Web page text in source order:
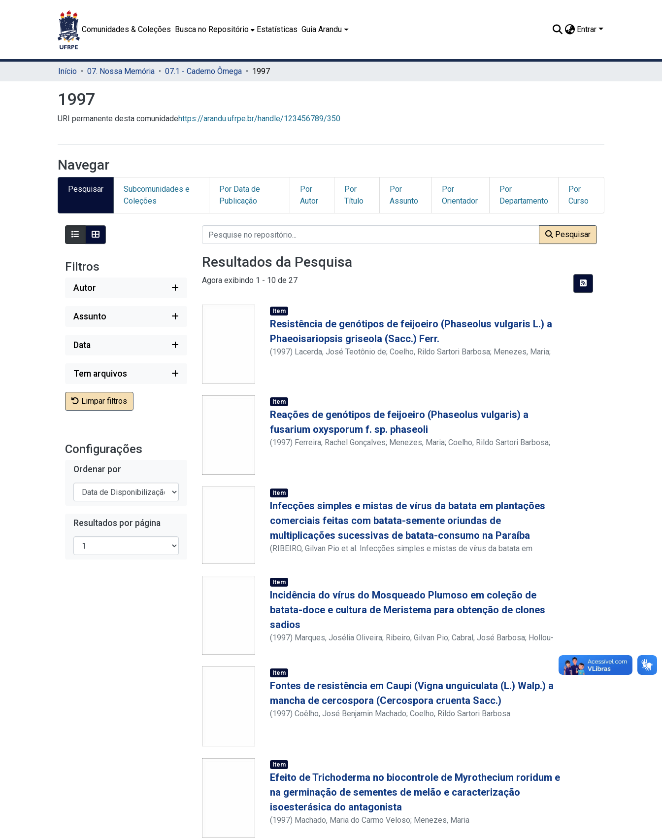
Comunidades & Coleções Busca no Repositório Estatísticas Guia Arandu Entrar
Início 07. Nossa Memória 07.1 - Caderno Ômega 1997
1997
URI permanente desta comunidadehttps://arandu.ufrpe.br/handle/123456789/350
Navegar
Pesquisar
Subcomunidades e
Coleções
Por Data de
Publicação
Por
Autor
Por
Título
Por
Assunto
Por
Orientador
Por
Departamento
Por
Curso
Filtros
Autor
Assunto
Data
Tem arquivos
Limpar filtros
Configurações
Ordenar por
Resultados por página
Pesquisar
Resultados da Pesquisa
Agora exibindo 1 - 10 de 27
Item
Resistência de genótipos de feijoeiro (Phaseolus vulgaris L.) a
Phaeoisariopsis griseola (Sacc.) Ferr.
(1997) Lacerda, José Teotônio de;Coelho, Rildo Sartori Barbosa; Menezes, Maria;
Item
Reações de genótipos de feijoeiro (Phaseolus vulgaris) a
fusarium oxysporum f. sp. phaseoli
(1997) Ferreira, Rachel Gonçalves; Menezes, Maria;Coelho, Rildo Sartori Barbosa;
Item
Infecções simples e mistas de vírus da batata em plantações
comerciais feitas com batata-semente oriundas de
multiplicações sucessivas de batata-consumo na Paraíba
(RIBEIRO, Gilvan Pio et al. Infecções simples e mistas de vírus da batata em
1997.
Pereira de;Lira, Helder Grangeiro;Oliveira, Francisco Canindé de;Paz, Cristiane
Domingos da;Padovan, Isaíras Pereira;Padilha, Rafael José Ribeiro
Item
Incidência do vírus do Mosqueado Plumoso em coleção de
batata-doce e cultura de Meristema para obtenção de clones
sadios
(1997) Marques, Josélia Oliveira; Ribeiro, Gilvan Pio;Cabral, José Barbosa; Hollou-
Item
Fontes de resistência em Caupi (Vigna unguiculata (L.) Walp.) a
mancha de cercospora (Cercospora cruenta Sacc.)
(1997)Coêlho, José Benjamin Machado;Coelho, Rildo Sartori Barbosa
Item
Efeito de Trichoderma no biocontrole de Myrothecium roridum e
na germinação de sementes de melão e caracterização
isoesterásica do antagonista
(1997) Machado, Maria do Carmo Veloso; Menezes, Maria